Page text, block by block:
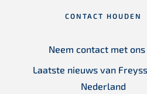
CONTACT HOUDEN
Neem contact met ons
Laatste nieuws van
Nederland